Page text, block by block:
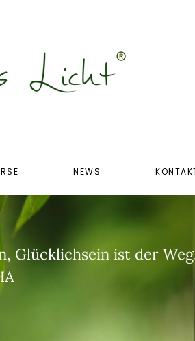
NEWS
Glücklichsein ist der